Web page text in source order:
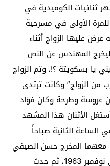
ثنائيات الكوميدية في
للمرة الأولى في مسرحية
عرض عليها الزواج أثناء
المهندس عن النص
يا بسكويتة ؟!، وتم الزواج
من الزواج” وكانت ترتدى
عروسة وطرحة وكان فؤاد
الأثنان هذا المشهد
الساعة الثانية صباحاً
معهما المخرج حسن الصيفي
والفنانة زهرة العلا وكان ذلك في نوفمبر 1963، ثم حدث